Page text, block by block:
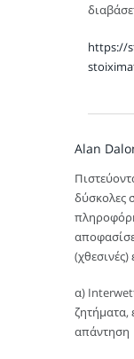
https://
Alan
δύσκολες
(χθεσινές)
α)
ζητήματα,
απάντηση